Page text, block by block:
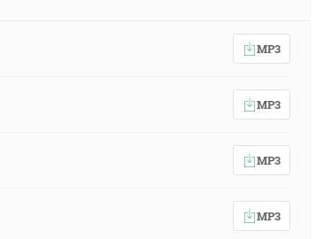
MP3
MP3
MP3
MP3